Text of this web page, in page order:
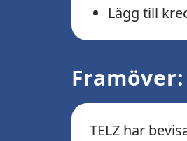
Lägg till
TELZ har